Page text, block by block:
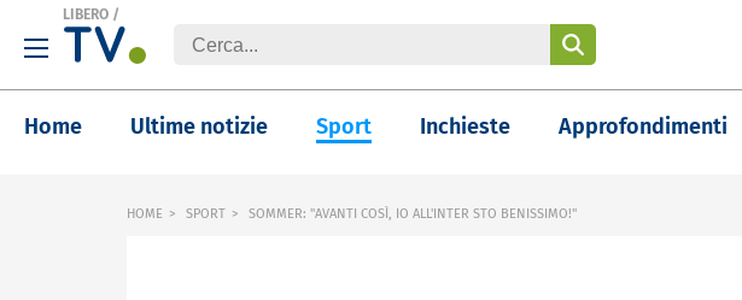
LIBERO /
Home Ultime notizie Sport Inchieste Approfondimenti
HOME SPORT SOMMER: "AVANTI COSÌ, IO ALL'INTER STO BENISSIMO!"